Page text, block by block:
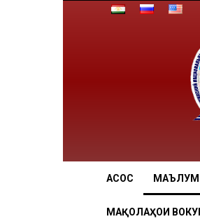
АCОСӢ
МАҚОЛАҲОИ